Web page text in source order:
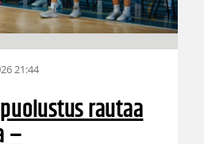
21:44
rautaa
–